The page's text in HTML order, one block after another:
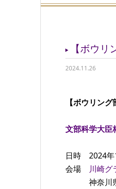
【ボウ
2024.11.26
【ボウリン
文部科学大
日時 2024年
会場 川崎グ
神奈川県